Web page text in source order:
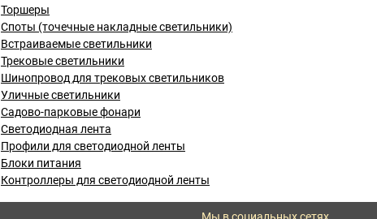
Торшеры
Споты (точечные накладные светильники)
Встраиваемые светильники
Трековые светильники
Шинопровод для трековых светильников
Уличные светильники
Садово-парковые фонари
Светодиодная лента
Профили для светодиодной ленты
Блоки питания
Контроллеры для светодиодной ленты